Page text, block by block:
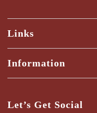
Links
全ての商品
商品検索
Information
納期・配送ガイド
Let’s Get Social